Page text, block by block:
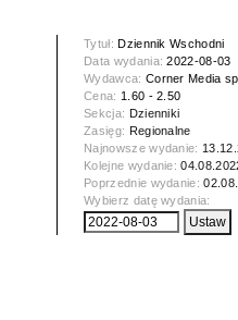
Tytuł:Dziennik Wschodni
Data wydania:2022-08-03
Wydawca: Corner Media
Cena: 1.60 - 2.50
Sekcja: Dzienniki
Zasięg: Regionalne
Najnowsze wydanie:
Kolejne wydanie:
Poprzednie wydanie:
Wybierz datę wydania: